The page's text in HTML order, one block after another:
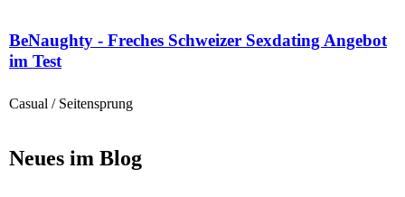
BeNaughty - Freches Schweizer Sexdating Angebot
im Test
Casual / Seitensprung
Neues im Blog